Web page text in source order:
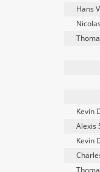
Hans
Kevin
Alexis
Kevin